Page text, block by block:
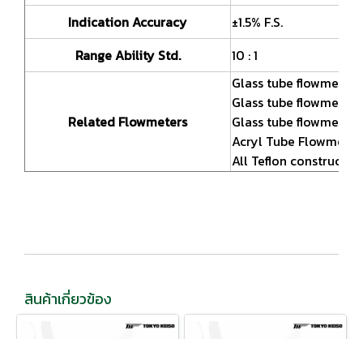
Indication Accuracy
±1.5% F.S.
Range Ability Std.
10 : 1
Related Flowmeters
Glass tube flowmeter
Glass tube
Glass tube
Acryl Tube
All Teflon
สินค้าเกี่ยวข้อง